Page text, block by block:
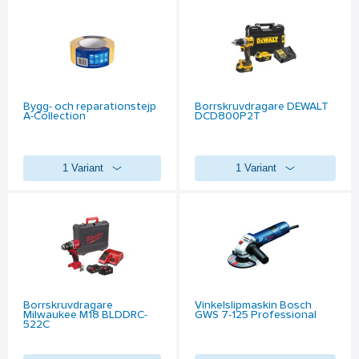
Bygg- och reparationstejp
A-Collection
1 Variant
Borrskruvdragare DEWALT
DCD800P2T
1 Variant
Borrskruvdragare
Milwaukee M18 BLDDRC-
522C
Vinkelslipmaskin Bosch
GWS 7-125 Professional